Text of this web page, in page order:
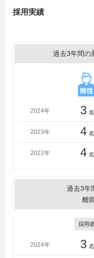
採用実績
過去3年間の
2024年 3 名
2023年 4 名
2022年 4 名
過去3年
離
採用者
2024年 3 名